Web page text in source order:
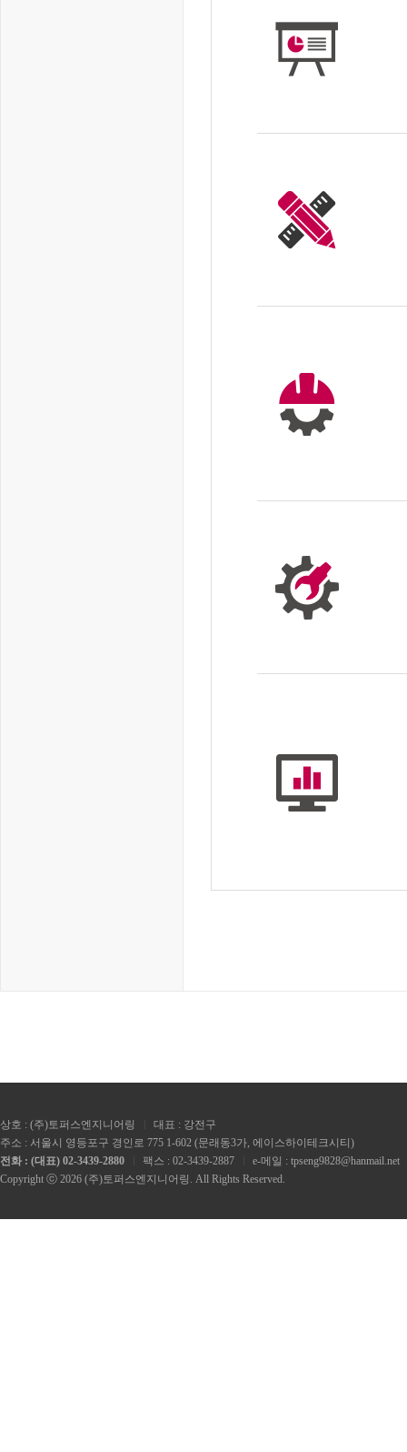
상호 : (주)토퍼스엔지니어링
대표 : 강전구
주소 : 서울시 영등포구 경인로 775 1-602 (문래동3가, 에이스하이테크시티)
전화 : (대표) 02-3439-2880
팩스 : 02-3439-2887
e-메일 : tpseng9828@hanmail.net
Copyright ⓒ 2026 (주)토퍼스엔지니어링. All Rights Reserved.